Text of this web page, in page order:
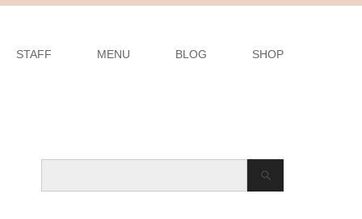
STAFF MENU BLOG SHOP